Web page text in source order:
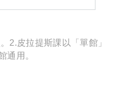
2.皮拉提斯課以「單館」
通用。